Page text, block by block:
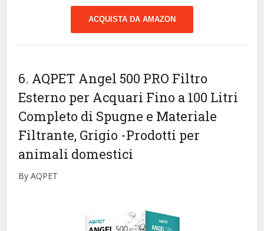
ACQUISTA DA AMAZON
6. AQPET Angel 500 PRO Filtro
Esterno per Acquari Fino a 100 Litri
Completo di Spugne e Materiale
Filtrante, Grigio -Prodotti per
animali domestici
By AQPET